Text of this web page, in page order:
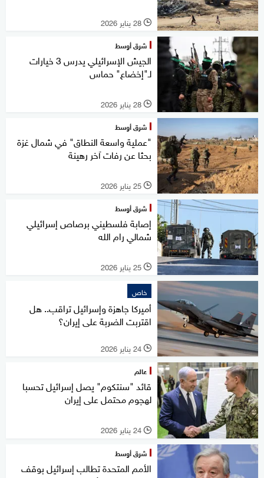
l 28 يناير 2026
شرق أوسط
الجيش الإسرائيلي يدرس 3 خيارات
لـ"إخضاع" حماس
l 28 يناير 2026
شرق أوسط
"عملية واسعة النطاق" في شمال غزة
بحثا عن رفات آخر رهينة
l 25 يناير 2026
شرق أوسط
إصابة فلسطيني برصاص إسرائيلي
شمالي رام الله
l 25 يناير 2026
خاص
أميركا جاهزة وإسرائيل تراقب.. هل
اقتربت الضربة على إيران؟
l 24 يناير 2026
عالم
قائد "سنتكوم" يصل إسرائيل تحسبا
لهجوم محتمل على إيران
l 24 يناير 2026
شرق أوسط
الأمم المتحدة تطالب إسرائيل بوقف